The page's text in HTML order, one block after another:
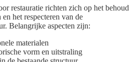
restauratie richten zich op het behoud
het respecteren van de
Belangrijke aspecten zijn:
materialen
vorm en uitstraling